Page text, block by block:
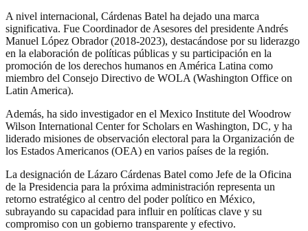
A nivel internacional, Cárdenas Batel ha dejado una marca
significativa. Fue Coordinador de Asesores del presidente Andrés
Manuel López Obrador (2018-2023), destacándose por su liderazgo
en la elaboración de políticas públicas y su participación en la
promoción de los derechos humanos en América Latina como
miembro del Consejo Directivo de WOLA (Washington Office on
Latin America).
Además, ha sido investigador en el Mexico Institute del Woodrow
Wilson International Center for Scholars en Washington, DC, y ha
liderado misiones de observación electoral para la Organización de
los Estados Americanos (OEA) en varios países de la región.
La designación de Lázaro Cárdenas Batel como Jefe de la Oficina
de la Presidencia para la próxima administración representa un
retorno estratégico al centro del poder político en México,
subrayando su capacidad para influir en políticas clave y su
compromiso con un gobierno transparente y efectivo.